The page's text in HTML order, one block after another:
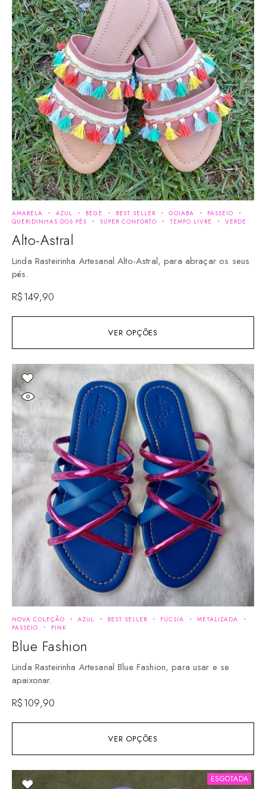
VER OPÇÕES
AMARELA AZUL BEGE BEST SELLER GOIABA
PASSEIO
QUERIDINHAS DOS PÉS
SUPER CONFORTO TEMPO LIVRE VERDE
Alto-Astral
Linda Rasteirinha Artesanal Alto-Astral, para abraçar os seus
pés.
R$149,90
VER OPÇÕES
NOVA COLEÇÃO AZUL BEST SELLER FÚCSIA
METALIZADA
PASSEIO
PINK
Blue Fashion
Linda Rasteirinha Artesanal Blue Fashion, para usar e se
apaixonar.
R$109,90
ESGOTADA